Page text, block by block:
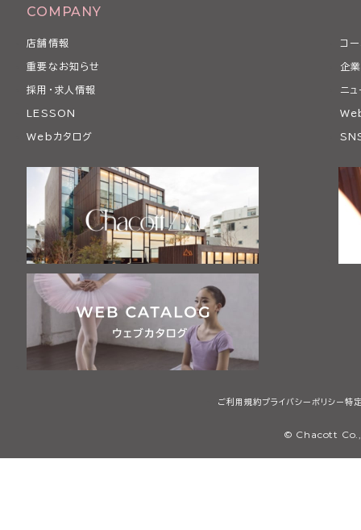
COMPANY
店舗情報 コ
重要なお知らせ 企
採用・求人情報 ニ
LESSON
Webカタログ
ご利用規約プライバシーポリシー 特
© Chacott